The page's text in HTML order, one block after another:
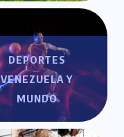
DEPORTES
VENEZUELA Y
MUNDO